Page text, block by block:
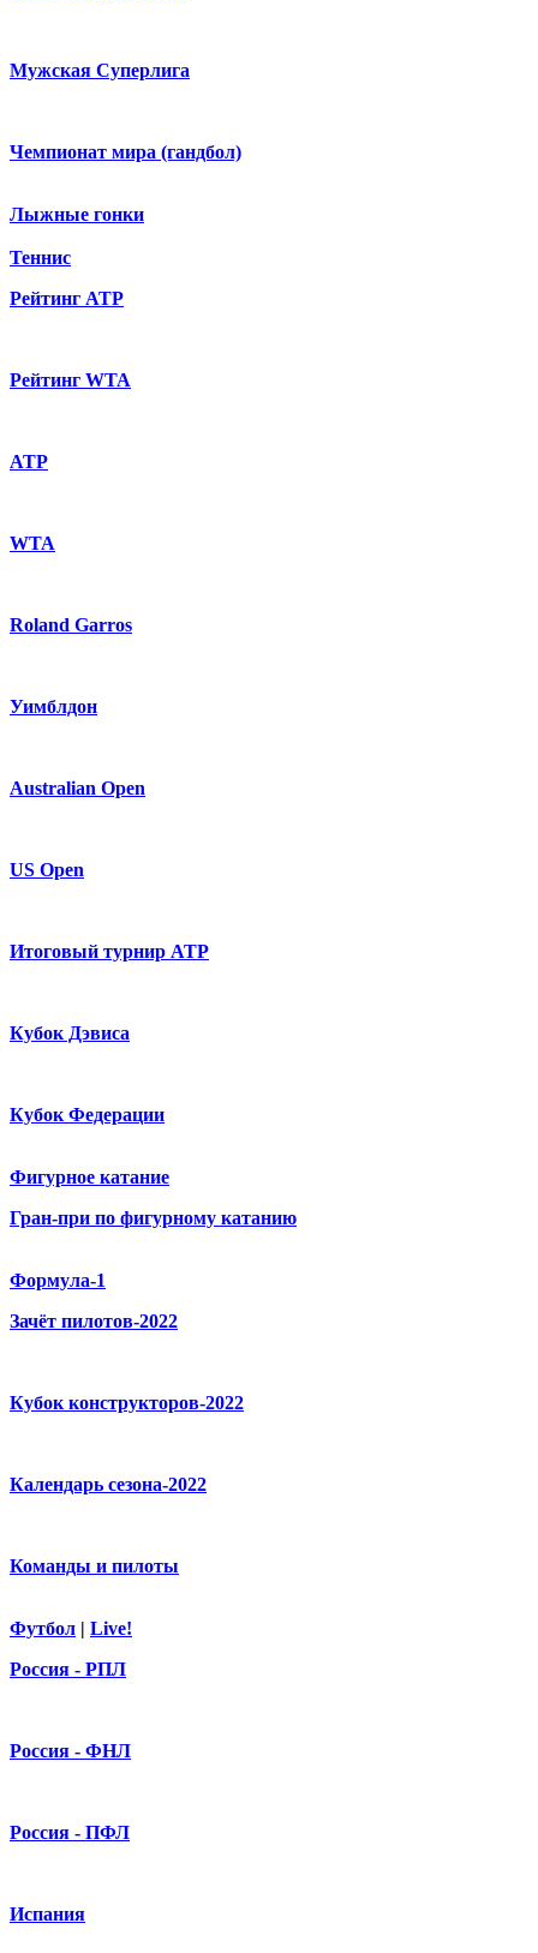
Мужская Суперлига
Чемпионат мира (гандбол)
Лыжные гонки
Теннис
Рейтинг ATP
Рейтинг WTA
ATP
WTA
Roland Garros
Уимблдон
Australian Open
US Open
Итоговый турнир ATP
Кубок Дэвиса
Кубок Федерации
Фигурное катание
Гран-при по фигурному катанию
Формула-1
Зачёт пилотов-2022
Кубок конструкторов-2022
Календарь сезона-2022
Команды и пилоты
Футбол | Live!
Россия - РПЛ
Россия - ФНЛ
Россия - ПФЛ
Испания